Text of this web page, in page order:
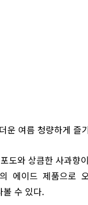
운 여름 청량하게 즐
도와 상큼한 사과향
에이드 제품으로
볼 수 있다.